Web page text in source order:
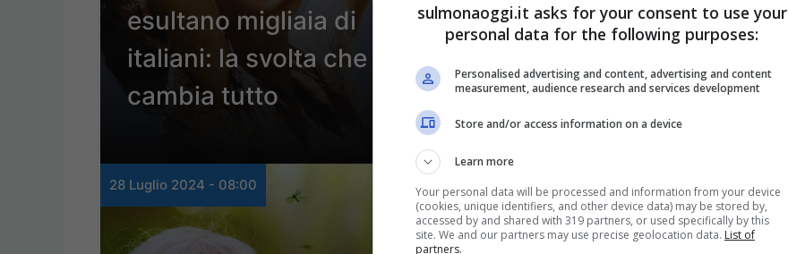
esultano migliaia di
italiani: la svolta che
cambia tutto
molti soldi in più:
i disoccupati
28 Luglio 2024 - 08:00 27 Luglio 2024 - 20:30
sulmonaoggi.it asks for your consent to use your
personal data for the following purposes:
Personalised advertising and content, advertising and content
measurement, audience research and services development
Store and/or access information on a device
Learn more
Your personal data will be processed and information from your device
(cookies, unique identifiers, and other device data) may be stored by,
accessed by and shared with 319 partners, or used specifically by this
site. We and our partners may use precise geolocation data. List of
partners.